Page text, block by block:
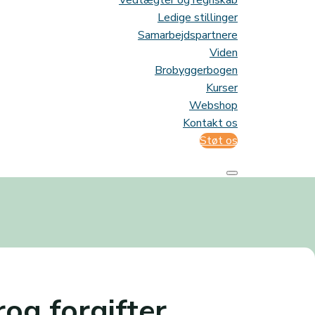
Ledige stillinger
Samarbejdspartnere
Viden
Brobyggerbogen
Kurser
Webshop
Kontakt os
Støt os